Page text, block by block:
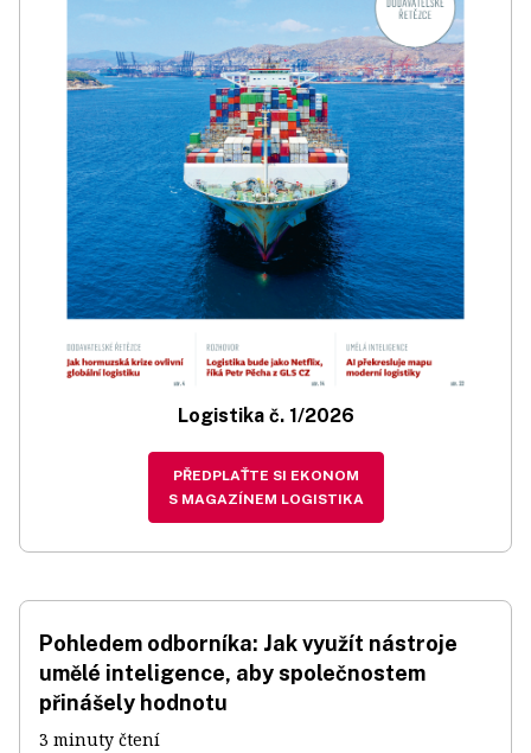
Logistika č. 1/2026
PŘEDPLAŤTE SI EKONOM
S MAGAZÍNEM LOGISTIKA
Pohledem odborníka: Jak využít nástroje
umělé inteligence, aby společnostem
přinášely hodnotu
3 minuty čtení